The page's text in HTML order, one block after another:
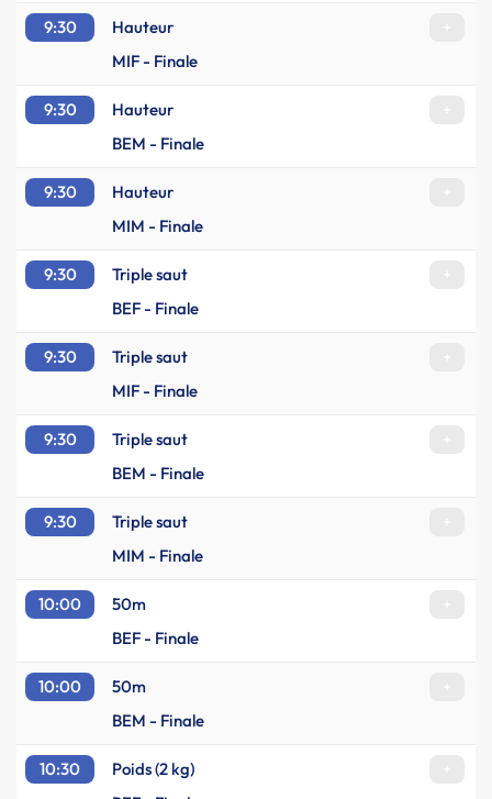
9:30 Hauteur
MIF - Finale
9:30 Hauteur
BEM - Finale
9:30 Hauteur
MIM - Finale
9:30 Triple saut
BEF - Finale
9:30 Triple saut
MIF - Finale
9:30 Triple saut
BEM - Finale
9:30 Triple saut
MIM - Finale
10:00 50m
BEF - Finale
10:00 50m
BEM - Finale
10:30 Poids (2 kg)